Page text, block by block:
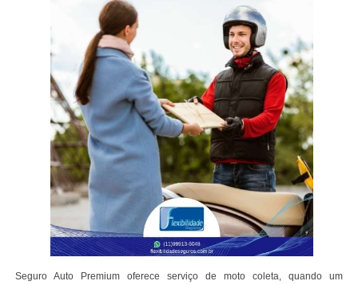
Seguro Auto Premium oferece serviço de moto coleta, quando um